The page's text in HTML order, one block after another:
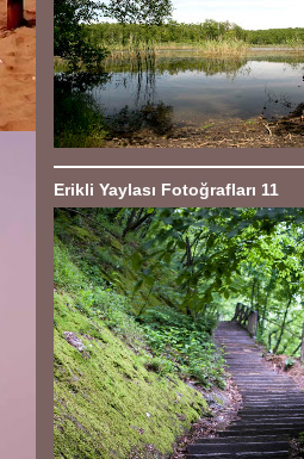
Erikli Yaylası Fotoğrafları 11